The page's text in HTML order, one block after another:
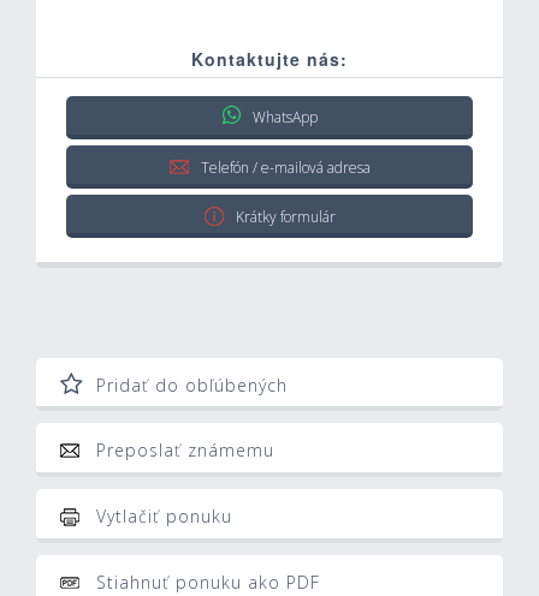
Kontaktujte nás:
WhatsApp
Telefón / e-mailová adresa
Krátky formulár
Pridať do obľúbených
Preposlať známemu
Vytlačiť ponuku
Stiahnuť ponuku ako PDF